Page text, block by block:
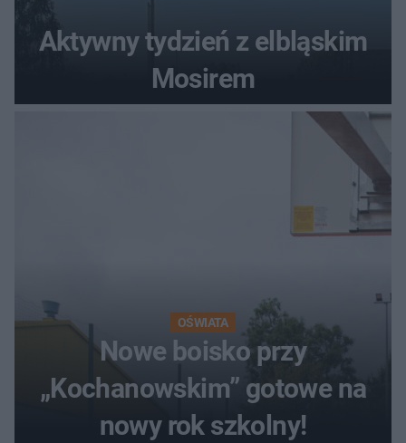
Aktywny tydzień z elbląskim
Mosirem
OŚWIATA
Nowe boisko przy
„Kochanowskim” gotowe na
nowy rok szkolny!